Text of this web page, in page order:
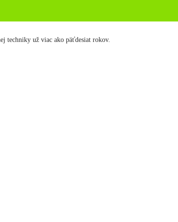
techniky už viac ako päťdesiat rokov.